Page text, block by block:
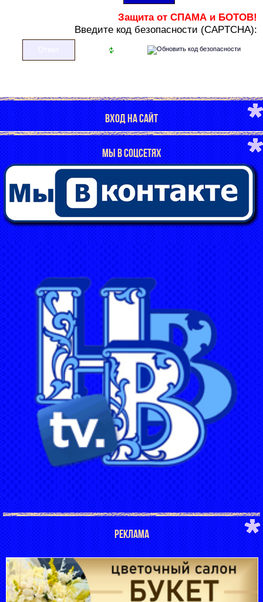
Защита от СПАМА и БОТОВ!
Введите код безопасности (CAPTCHA):
ВХОД НА САЙТ
МЫ В СОЦСЕТЯХ
РЕКЛАМА